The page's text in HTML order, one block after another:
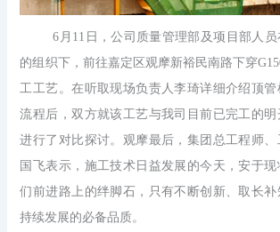
6月11日，公司质量管理部及项目部人
的组织下，前往嘉定区观摩新裕民南路下穿
工工艺。在听取现场负责人李琦详细介绍顶
流程后，双方就该工艺与我司目前已完工的
进行了对比探讨。观摩最后，集团总工程师
国飞表示，施工技术日益发展的今天，安于
们前进路上的绊脚石，只有不断创新、取长
持续发展的必备品质。